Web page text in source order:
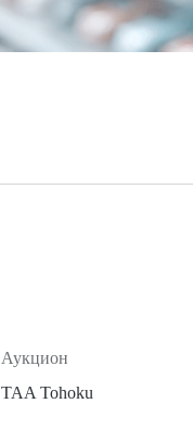
Аукцион
TAA Tohoku